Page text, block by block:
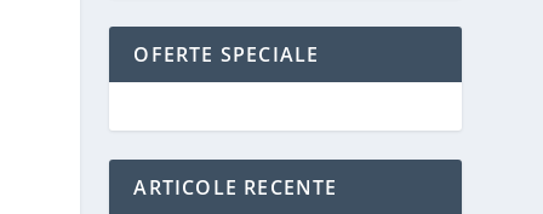
OFERTE SPECIALE
ARTICOLE RECENTE